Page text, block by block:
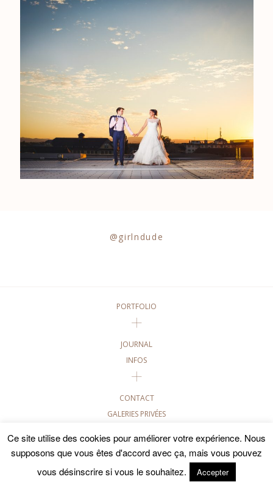
@girlndude
PORTFOLIO
JOURNAL
INFOS
CONTACT
GALERIES PRIVÉES
©2020 GIRL AND DUDE PHOTOGRAPHIES • TOUTES LES
PHOTOGRAPHIES DE CE SITE SONT SOUMISES AUX DROITS
D'AUTEUR
Ce site utilise des cookies pour améliorer votre expérience. Nous
supposons que vous êtes d'accord avec ça, mais vous pouvez
vous désinscrire si vous le souhaitez.
Accepter